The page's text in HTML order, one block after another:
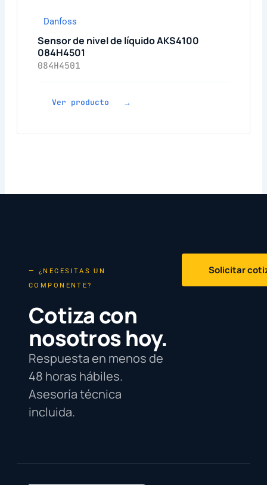
Danfoss
Sensor de nivel de líquido AKS4100
084H4501
084H4501
Ver producto →
— ¿NECESITAS UN
COMPONENTE?
Cotiza con
nosotros hoy.
Respuesta en menos de
48 horas hábiles.
Asesoría técnica
incluida.
Solicitar